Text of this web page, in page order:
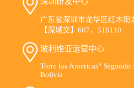
广东省深圳市龙华区红木街
【深城交】607，518110
玻利维亚运营中心
Torre las Americas" Segundo
Bolivia